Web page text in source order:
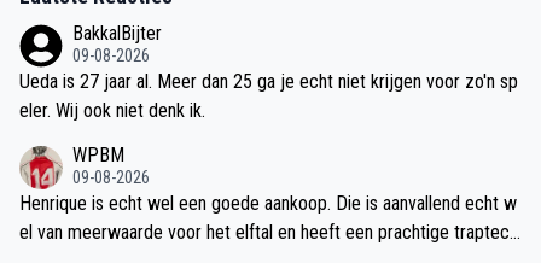
BakkalBijter
09-08-2026
Ueda is 27 jaar al. Meer dan 25 ga je echt niet krijgen voor zo'n sp
eler. Wij ook niet denk ik.
WPBM
09-08-2026
Henrique is echt wel een goede aankoop. Die is aanvallend echt w
el van meerwaarde voor het elftal en heeft een prachtige traptech